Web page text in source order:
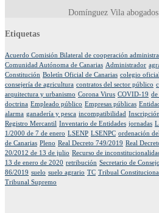
Domínguez Vila
Etiquetas
Acuerdo Comisión Bilateral de cooperación
Comunidad Autónoma de Canarias Administrador
Constitución Boletín Oficial de Canarias colegio
consejería de agricultura contratos del sector público
arquitectura y urbanismo Corona Virus COVID-19
doctrina Empleado público Empresas públicas
alarma ganadería y pesca incompatibilidad
Registro Mercantil Inventario de Entidades jornadas
1/2000 de 7 de enero LSENP LSENPC ordenación
de Canarias Pleno Real Decreto 749/2019 Real
20/2012 de 13 de julio Recurso de
13 de enero de 2020 retribución Secretario de
86/2019 suelo suelo agrario TC Tribual
Tribunal Supremo